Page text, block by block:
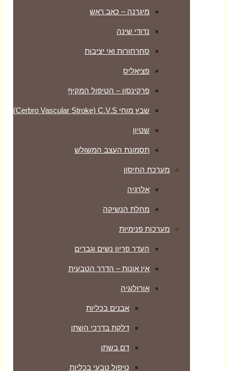
מיגרנה – כאב ראש
נדודי שינה
סחרחורות ואי יציבות
פציאליס
פרקינסון – הטיפול המקיף
שבץ מוחי Cerbro Vascular Stroke) C.V.S)
שטיון
תסמונת העצב המשולש
מערכת החיסון
אלרגיה
מחלת הנשיקה
מערכות פנימיות
העדר פריון נשים וגברים
אין אונות – הדרך הטבעית
אורולוגיה
אבנים בכליות
דלקת בדרכי השתן
דם בשתן
טיפול טבעי בכליות